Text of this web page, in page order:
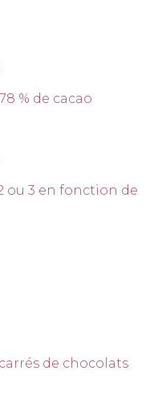
% de cacao
ou 3 en fonction de
de chocolats